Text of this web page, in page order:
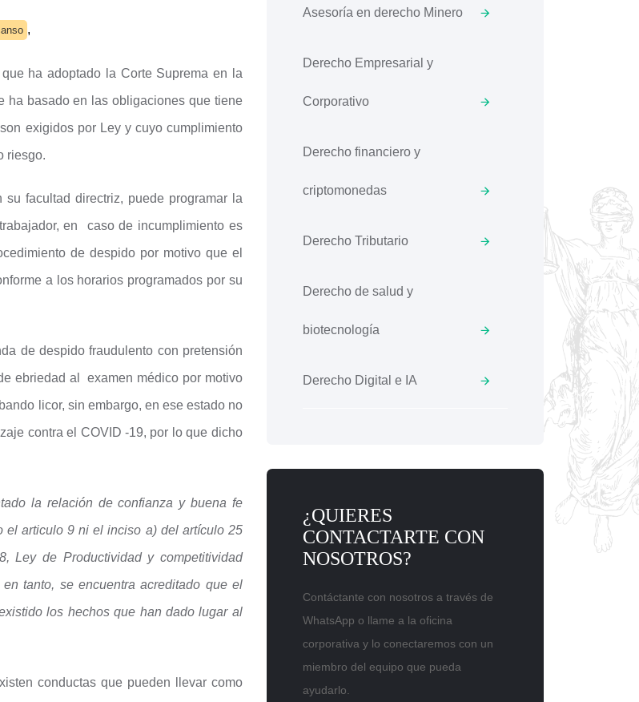
,
ha adoptado la Corte Suprema en la
ha basado en las obligaciones que tiene
exigidos por Ley y cuyo cumplimiento
riesgo.
facultad directriz, puede programar la
en caso de incumplimiento es
de despido por motivo que el
a los horarios programados por su
de despido fraudulento con pretensión
ebriedad al examen médico por motivo
licor, sin embargo, en ese estado no
contra el COVID -19, por lo que dicho
la relación de confianza y buena fe
el articulo 9 ni el inciso a) del artículo 25
Ley de Productividad y competitividad
tanto, se encuentra acreditado que el
los hechos que han dado lugar al
conductas que pueden llevar como
Asesoría en derecho Minero
Derecho Empresarial y
Corporativo
Derecho financiero y
criptomonedas
Derecho Tributario
Derecho de salud y
biotecnología
Derecho Digital e IA
¿QUIERES
CONTACTARTE CON
NOSOTROS?
Contáctante con nosotros a través de
WhatsApp o llame a la oficina
corporativa y lo conectaremos con un
miembro del equipo que pueda
ayudarlo.